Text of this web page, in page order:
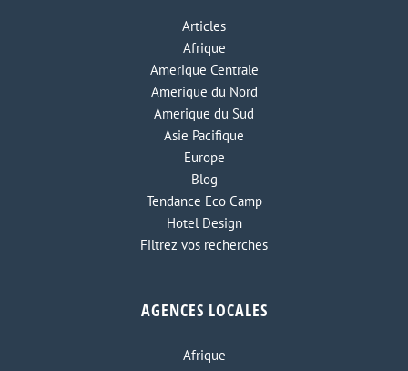
Articles
Afrique
Amerique Centrale
Amerique du Nord
Amerique du Sud
Asie Pacifique
Europe
Blog
Tendance Eco Camp
Hotel Design
Filtrez vos recherches
AGENCES LOCALES
Afrique